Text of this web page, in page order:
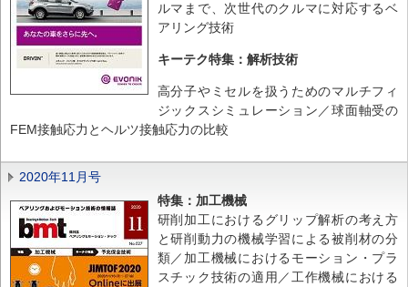
ルマまで、次世代のクルマに対応するベ
アリング技術
キーテク特集：解析技術
高分子やミセルを扱うためのマルチフィ
ジックスシミュレーション／球面軸受の
FEM接触応力とヘルツ接触応力の比較
2020年11月号
特集：加工機械
研削加工におけるグリップ解析の考え方
と研削動力の機械学習による被削材の分
類／加工機械におけるモーション・プラ
スチック技術の適用／工作機械における